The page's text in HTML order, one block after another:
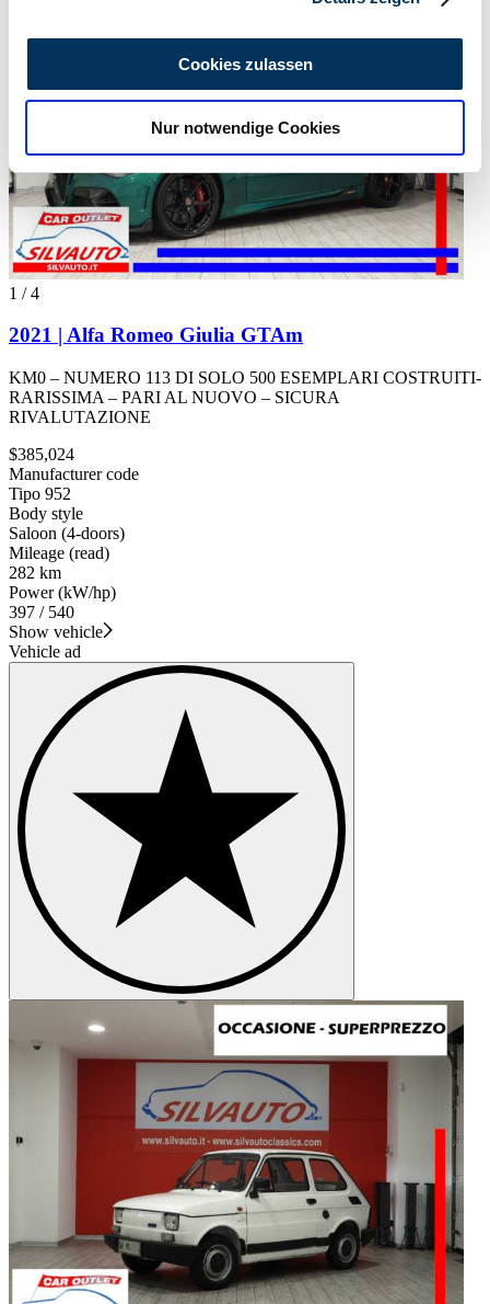
analysieren. Außerdem geben wir Informationen zu Ihrer
Verwendung unserer Website an unsere Partner für
soziale Medien, Werbung und Analysen weiter. Unsere
Partner führen diese Informationen möglicherweise mit
weiteren Daten zusammen, die Sie ihnen bereitgestellt
haben oder die sie im Rahmen Ihrer Nutzung der Dienste
gesammelt haben.Datenschutzerklärung
Cookies zulassen
Nur notwendige Cookies
1 /4
2021 | Alfa Romeo Giulia GTAm
KM0 – NUMERO 113 DI SOLO 500 ESEMPLARI COSTRUITI-
RARISSIMA – PARI AL NUOVO – SICURA
RIVALUTAZIONE
$385,024
Manufacturer code
Tipo 952
Body style
Saloon (4-doors)
Mileage (read)
282 km
Power (kW/hp)
397 / 540
Show vehicle
Vehicle ad